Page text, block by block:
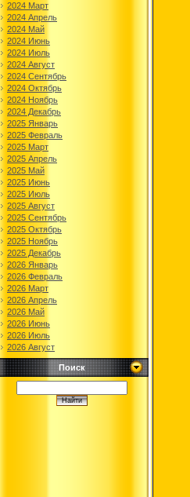
2024 Март
2024 Апрель
2024 Май
2024 Июнь
2024 Июль
2024 Август
2024 Сентябрь
2024 Октябрь
2024 Ноябрь
2024 Декабрь
2025 Январь
2025 Февраль
2025 Март
2025 Апрель
2025 Май
2025 Июнь
2025 Июль
2025 Август
2025 Сентябрь
2025 Октябрь
2025 Ноябрь
2025 Декабрь
2026 Январь
2026 Февраль
2026 Март
2026 Апрель
2026 Май
2026 Июнь
2026 Июль
2026 Август
Поиск